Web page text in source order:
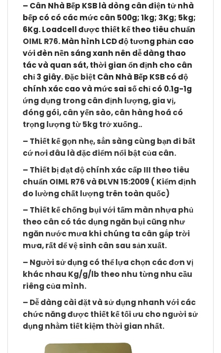
– Cân Nhà Bếp KSBlà dòng cân điện tử nhà
bếp có có các mức cân 500g; 1kg; 3Kg; 5kg;
6Kg. Loadcell được thiết kế theo tiêu chuẩn
OIML R76. Màn hình LCD độ tương phản cao
với đèn nền sáng xanh nên dễ dàng thao
tác và quan sát, thời gian ổn định cho cân
chỉ 3 giây.Đặc biệt Cân Nhà Bếp KSBcó độ
chính xác cao và mức sai số chỉ có 0.1g-1g
ứng dụng trong cân định lượng, gia vị,
đóng gói, cân yến sào, cân hàng hoá có
trọng lượng từ 5kg trở xuống..
– Thiết kế gọn nhẹ, sẳn sàng cùng bạn đi bất
cứ nơi đâu là đặc điểm nổi bật của cân.
– Thiết bị đạt độ chính xác cấp III theo tiêu
chuẩn OIML R76 và ĐLVN 15:2009 ( Kiểm định
đo lường chất lượng trên toàn quốc)
– Thiết kế chống bụi với tấm màn nhựa phủ
theo cân có tác dụng ngăn bụi cũng như
ngăn nước mưa khi chúng ta cân gắp trời
mưa, rất dể vệ sinh cân sau sản xuất.
– Người sử dụng có thể lựa chọn các đơn vị
khác nhau Kg/g/lb theo nhu từng nhu cầu
riêng của mình.
– Dễ dàng cài đặt và sử dụng nhanh với các
chức năng được thiết kế tối ưu cho người sử
dụng nhằm tiết kiệm thời gian nhất.